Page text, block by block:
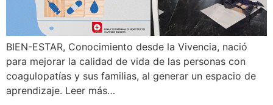
BIEN-ESTAR, Conocimiento desde la Vivencia, nació
para mejorar la calidad de vida de las personas con
coagulopatías y sus familias, al generar un espacio de
aprendizaje. Leer más…